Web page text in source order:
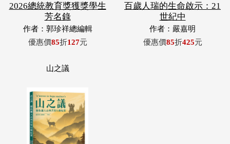
2026總統教育獎獲獎學生
芳名錄
作者：郭珍祥總編輯
優惠價85折127元
百歲人瑞的生命啟示：21
世紀中
作者：嚴嘉明
優惠價85折425元
山之議